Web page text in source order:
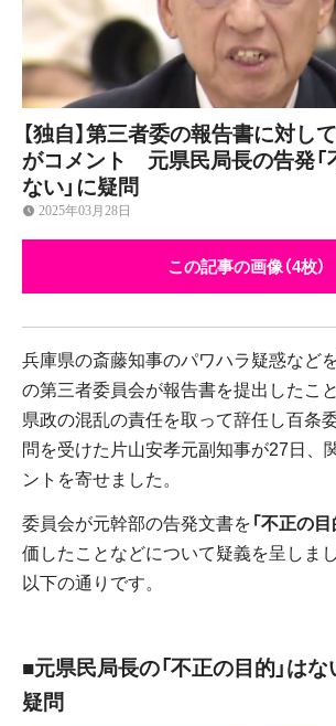
【独自】第三者委の報告書に対し
がコメント 元県民局長の告発「
ない」に疑問
2025年03月28日
この記事の画像（4枚）
兵庫県の斎藤知事のパワハラ疑惑など
の第三者委員会が報告書を提出したこ
県政の混乱の責任を取って辞任し百条
問を受けた片山安孝元副知事が27日、
ントを寄せました。
委員会が元幹部の告発文書を「不正の
価したことなどについて疑義を呈しま
以下の通りです。
■元県民局長の「不正の目的」は
疑問